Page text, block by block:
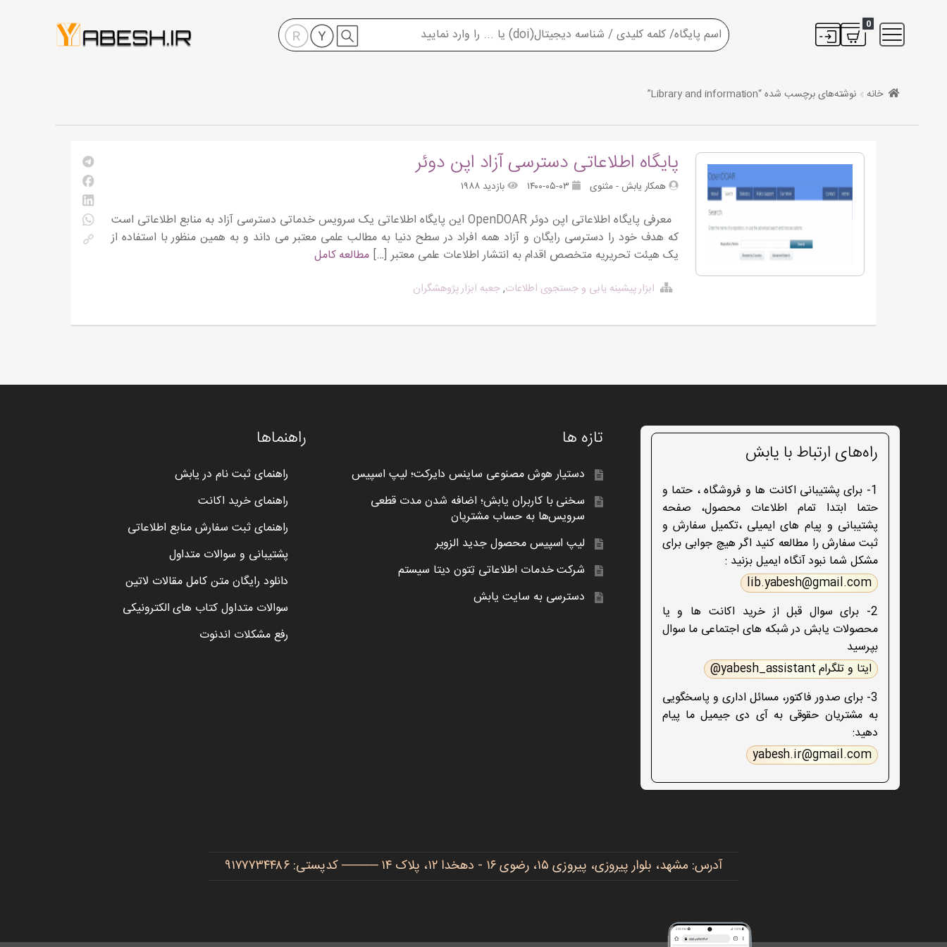
0
خانه نوشته‌های برچسب شده “Library and information”
پایگاه اطلاعاتی دسترسی آزاد اپن دوئر
همکار یابش - مثنوی بازدید ۱۹۸۸
معرفی پایگاه اطلاعاتی اپن دوئر OpenDOAR این پایگاه اطلاعاتی یک سرویس خدماتی دسترسی آزاد به منابع اطلاعاتی است
که هدف خود را دسترسی رایگان و آزاد همه افراد در سطح دنیا به مطالب علمی معتبر می داند و به همین منظور با استفاده از
یک هیئت تحریریه متخصص اقدام به انتشار اطلاعات علمی معتبر […] مطالعه کامل
ابزار پیشینه یابی و جستجوی اطلاعات,جعبه ابزار پژوهشگران
راه‌های ارتباط با یابش
1- برای پشتیبانی اکانت ها و فروشگاه ، حتما و
حتما ابتدا تمام اطلاعات محصول، صفحه
پشتیبانی و پیام های ایمیلی ،تکمیل سفارش و
ثبت سفارش را مطالعه کنید اگر هیچ جوابی برای
مشکل شما نبود آنگاه ایمیل بزنید :
lib.yabesh@gmail.com
2- برای سوال قبل از خرید اکانت ها و یا
محصولات یابش در شبکه های اجتماعی ما سوال
بپرسید
ایتا و تلگرام yabesh_assistant@
3- برای صدور فاکتور، مسائل اداری و پاسخگویی
به مشتریان حقوقی به آی دی جیمیل ما پیام
دهید:
yabesh.ir@gmail.com
تازه ها
دستیار هوش مصنوعی ساینس دایرکت؛ لیپ اسپیس
سخنی با کاربران یابش؛ اضافه شدن مدت قطعی
سرویس‌ها به حساب مشتریان
لیپ اسپیس محصول جدید الزویر
شرکت خدمات اطلاعاتی تِتون دیتا سیستم
دسترسی به سایت یابش
راهنماها
راهنمای ثبت نام در یابش
راهنمای خرید اکانت
راهنمای ثبت سفارش منابع اطلاعاتی
پشتیبانی و سوالات متداول
دانلود رایگان متن کامل مقالات لاتین
سوالات متداول کتاب های الکترونیکی
رفع مشکلات اندنوت
آدرس: مشهد، بلوار پیروزی، پیروزی ۱۵، رضوی ۱۶ - دهخدا ۱۲، پلاک ۱۴ ──── کدپستی: ۹۱۷۷۷۳۴۴۸۶